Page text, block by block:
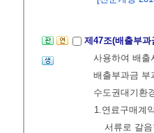
제47조(배출부
사용하여 배출
배출부과금 부
수도권대기환
1.연료구매계
서류로 갈